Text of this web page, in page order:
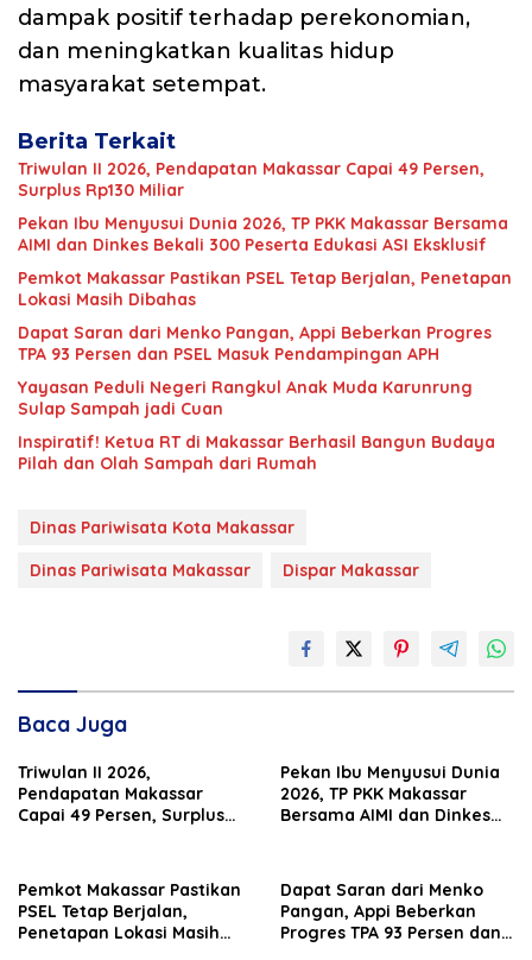
dampak positif terhadap perekonomian,
dan meningkatkan kualitas hidup
masyarakat setempat.
Berita Terkait
Triwulan II 2026, Pendapatan Makassar Capai 49 Persen,
Surplus Rp130 Miliar
Pekan Ibu Menyusui Dunia 2026, TP PKK Makassar Bersama
AIMI dan Dinkes Bekali 300 Peserta Edukasi ASI Eksklusif
Pemkot Makassar Pastikan PSEL Tetap Berjalan, Penetapan
Lokasi Masih Dibahas
Dapat Saran dari Menko Pangan, Appi Beberkan Progres
TPA 93 Persen dan PSEL Masuk Pendampingan APH
Yayasan Peduli Negeri Rangkul Anak Muda Karunrung
Sulap Sampah jadi Cuan
Inspiratif! Ketua RT di Makassar Berhasil Bangun Budaya
Pilah dan Olah Sampah dari Rumah
Dinas Pariwisata Kota Makassar
Dinas Pariwisata Makassar
Dispar Makassar
Baca Juga
Triwulan II 2026,
Pendapatan Makassar
Capai 49 Persen, Surplus
Pekan Ibu Menyusui Dunia
2026, TP PKK Makassar
Bersama AIMI dan Dinkes
Pemkot Makassar Pastikan
PSEL Tetap Berjalan,
Penetapan Lokasi Masih
Dapat Saran dari Menko
Pangan, Appi Beberkan
Progres TPA 93 Persen dan